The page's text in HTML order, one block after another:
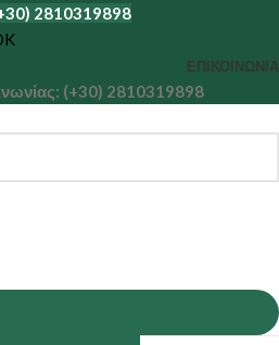
2810319898
ΕΠΙΚΟΙΝΩΝΊΑ
(+30) 2810319898